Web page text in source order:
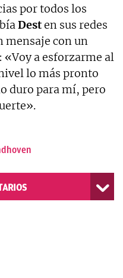
por todos los
Desten sus redes
mensaje con un
a esforzarme al
lo más pronto
duro para mí, pero